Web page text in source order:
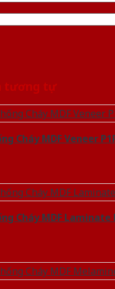
tương tự
Cháy MDF Veneer
Cháy MDF Laminate